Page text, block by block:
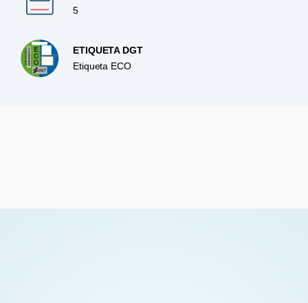
5
ETIQUETA DGT
Etiqueta ECO